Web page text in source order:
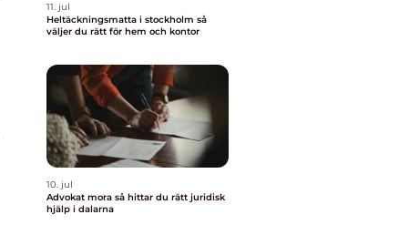
11. jul
Heltäckningsmatta i stockholm så
väljer du rätt för hem och kontor
10. jul
Advokat mora så hittar du rätt juridisk
hjälp i dalarna